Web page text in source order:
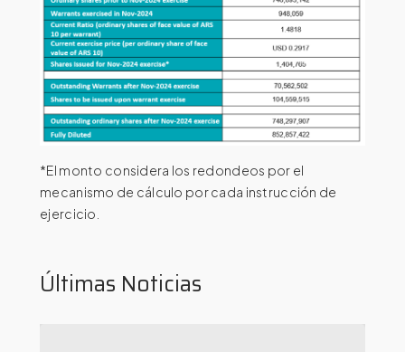
*El monto considera los redondeos por el
mecanismo de cálculo por cada instrucción de
ejercicio.
Últimas Noticias